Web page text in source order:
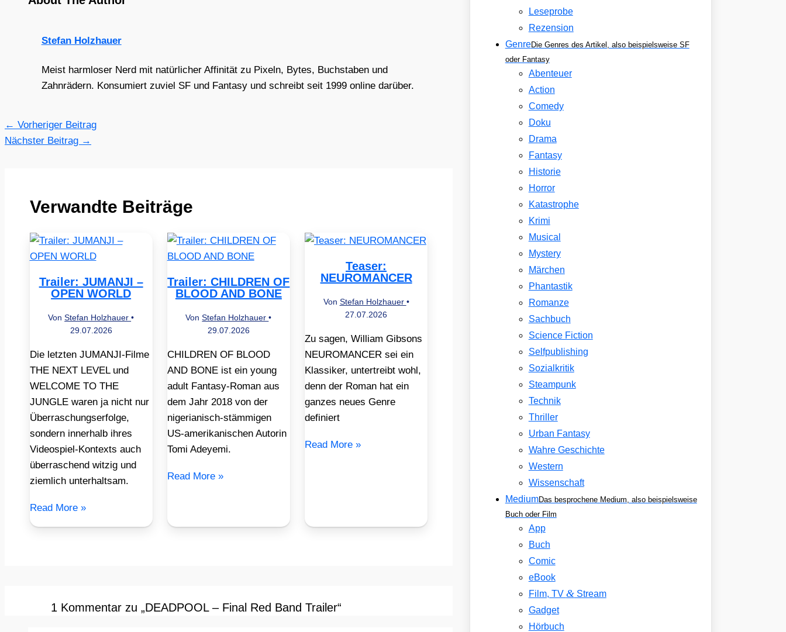
Stefan Holzhauer
Meist harmloser Nerd mit natürlicher Affinität zu Pixeln, Bytes, Buchstaben und
Zahnrädern. Konsumiert zuviel SF und Fantasy und schreibt seit 1999 online darüber.
← Vorheriger Beitrag
Nächster Beitrag →
Verwandte Beiträge
Trailer: JUMANJI –
OPEN WORLD
VonStefan Holzhauer•
29.07.2026
Die letzten JUMANJI-Filme
THE NEXT LEVEL und
WELCOME TO THE
JUNGLE waren ja nicht nur
Überraschungserfolge,
sondern innerhalb ihres
Videospiel-Kontexts auch
überraschend witzig und
ziemlich unterhaltsam.
Read More »
Trailer: CHILDREN OF
BLOOD AND BONE
VonStefan Holzhauer•
29.07.2026
CHILDREN OF BLOOD
AND BONE ist ein young
adult Fantasy-Roman aus
dem Jahr 2018 von der
nigerianisch-stämmigen
US-amerikanischen Autorin
Tomi Adeyemi.
Read More »
Teaser:
NEUROMANCER
Von Stefan Holzhauer •
27.07.2026
Zu sagen, William Gibsons
NEUROMANCER sei ein
Klassiker, untertreibt wohl,
denn der Roman hat ein
ganzes neues Genre
definiert
Read More »
1 Kommentar zu „DEADPOOL – Final Red Band Trailer“
Leseprobe
Rezension
GenreDie Genres des Artikel, also beispielsweise SF
oder Fantasy
Abenteuer
Action
Comedy
Doku
Drama
Fantasy
Historie
Horror
Katastrophe
Krimi
Musical
Mystery
Märchen
Phantastik
Romanze
Sachbuch
Science Fiction
Selfpublishing
Sozialkritik
Steampunk
Technik
Thriller
Urban Fantasy
Wahre Geschichte
Western
Wissenschaft
MediumDas besprochene Medium, also beispielsweise
Buch oder Film
App
Buch
Comic
eBook
Film, TV &Stream
Gadget
Hörbuch